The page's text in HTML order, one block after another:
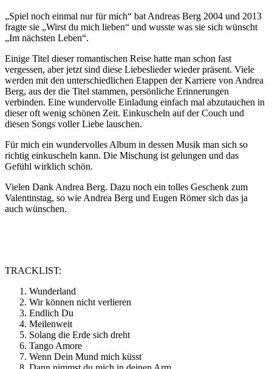
„Spiel noch einmal nur für mich“ bat Andreas Berg 2004 und 2013
fragte sie „Wirst du mich lieben“ und wusste was sie sich wünscht
„Im nächsten Leben“.
Einige Titel dieser romantischen Reise hatte man schon fast
vergessen, aber jetzt sind diese Liebeslieder wieder präsent. Viele
werden mit den unterschiedlichen Etappen der Karriere von Andrea
Berg, aus der die Titel stammen, persönliche Erinnerungen
verbinden. Eine wundervolle Einladung einfach mal abzutauchen in
dieser oft wenig schönen Zeit. Einkuscheln auf der Couch und
diesen Songs voller Liebe lauschen.
Für mich ein wundervolles Album in dessen Musik man sich so
richtig einkuscheln kann. Die Mischung ist gelungen und das
Gefühl wirklich schön.
Vielen Dank Andrea Berg. Dazu noch ein tolles Geschenk zum
Valentinstag, so wie Andrea Berg und Eugen Römer sich das ja
auch wünschen.
TRACKLIST:
Wunderland
Wir können nicht verlieren
Endlich Du
Meilenweit
Solang die Erde sich dreht
Tango Amore
Wenn Dein Mund mich küsst